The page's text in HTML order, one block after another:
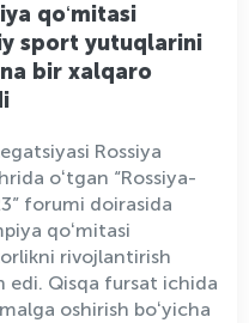
qoʻmitasi
sport yutuqlarini
bir xalqaro
Rossiya
oʻtgan “Rossiya-
forumi doirasida
qoʻmitasi
rivojlantirish
edi. Qisqa fursat ichida
oshirish boʻyicha